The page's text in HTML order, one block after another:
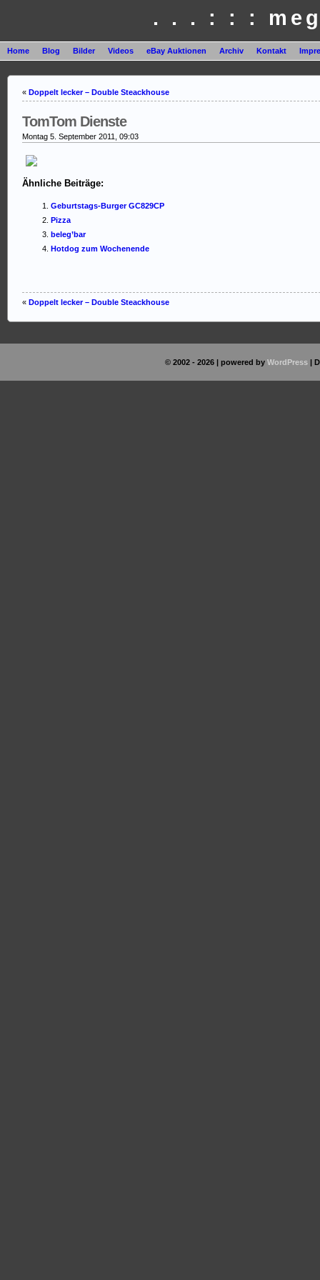
. . . : : :
Home Blog Bilder Videos eBay Auktionen Archiv Kontakt
« Doppelt lecker – Double Steackhouse
TomTom Dienste
Montag 5. September 2011, 09:03
Ähnliche Beiträge:
Geburtstags-Burger GC829CP
Pizza
beleg’bar
Hotdog zum Wochenende
« Doppelt lecker – Double Steackhouse
© 2002 - 2026 | powered by WordPress|